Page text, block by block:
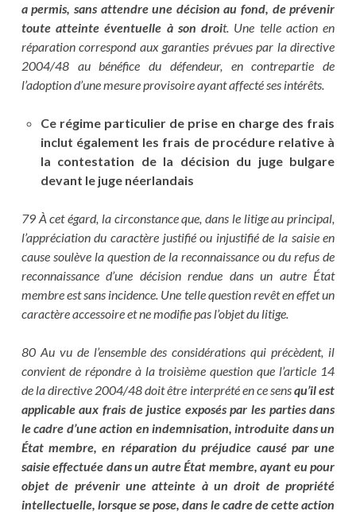
a permis, sans attendre une décision au fond, de prévenir
toute atteinte éventuelle à son droit. Une telle action en
réparation correspond aux garanties prévues par la directive
2004/48 au bénéfice du défendeur, en contrepartie de
l’adoption d’une mesure provisoire ayant affecté ses intérêts.
Ce régime particulier de prise en charge des frais
inclut également les frais de procédure relative à
la contestation de la décision du juge bulgare
devant le juge néerlandais
79 À cet égard, la circonstance que, dans le litige au principal,
l’appréciation du caractère justifié ou injustifié de la saisie en
cause soulève la question de la reconnaissance ou du refus de
reconnaissance d’une décision rendue dans un autre État
membre est sans incidence. Une telle question revêt en effet un
caractère accessoire et ne modifie pas l’objet du litige.
80 Au vu de l’ensemble des considérations qui précèdent, il
convient de répondre à la troisième question que l’article 14
de la directive 2004/48 doit être interprété en ce sensqu’il est
applicable aux frais de justice exposés par les parties dans
le cadre d’une action en indemnisation, introduite dans un
État membre, en réparation du préjudice causé par une
saisie effectuée dans un autre État membre, ayant eu pour
objet de prévenir une atteinte à un droit de propriété
intellectuelle, lorsque se pose, dans le cadre de cette action